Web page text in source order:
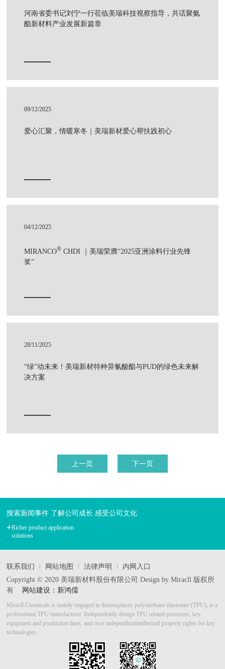
河南省委书记刘宁一行莅临美瑞科技视察指导，共话聚氨
酯新材料产业发展新篇章
09/12/2025
爱心汇聚，情暖寒冬｜美瑞新材爱心帮扶践初心
04/12/2025
MIRANCO® CHDI ｜美瑞荣膺“2025亚洲涂料行业先锋
奖”
28/11/2025
“绿”动未来！美瑞新材特种异氰酸酯与PUD的绿色未来解
决方案
上一页 下一页
搜索新闻事件 了解公司成长 感受公司文化
+Richer product application
solutions
联系我们 网站地图 法律声明
内网入口
Copyright © 2020 美瑞新材料股份有限公司 Design by Miracll 版权所
有
网站建设：新鸿儒
Miracll Chemicals is mainly engaged in thermoplastic polyurethane elastomer (TPU), is a
professional TPU manufacturer. Independently design TPU related processes, key
equipment and production lines, and own independentintellectual property rights for key
technologies.